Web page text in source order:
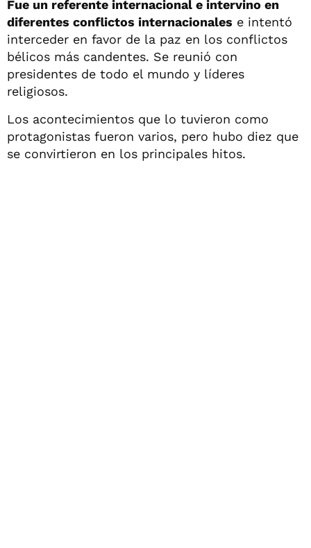
Fue un referente internacional e intervino en
diferentes conflictos internacionales e intentó
interceder en favor de la paz en los conflictos
bélicos más candentes. Se reunió con
presidentes de todo el mundo y líderes
religiosos.
Los acontecimientos que lo tuvieron como
protagonistas fueron varios, pero hubo diez que
se convirtieron en los principales hitos.